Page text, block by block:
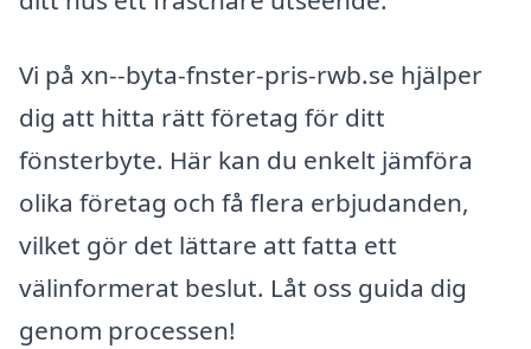
Vi på xn--byta-fnster-pris-rwb.se hjälper
dig att hitta rätt företag för ditt
fönsterbyte. Här kan du enkelt jämföra
olika företag och få flera erbjudanden,
vilket gör det lättare att fatta ett
välinformerat beslut. Låt oss guida dig
genom processen!